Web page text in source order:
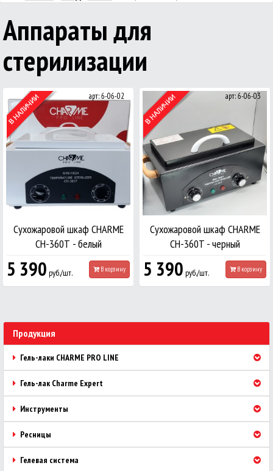
Аппараты для
стерилизации
арт: 6-06-02
Сухожаровой шкаф CHARME
СН-360Т - белый
5 390 руб./шт. В корзину
арт: 6-06-03
Сухожаровой шкаф CHARME
CH-360T - черный
5 390 руб./шт. В корзину
Продукция
Гель-лаки CHARME PRO LINE
Гель-лак Charme Expert
Инструменты
Ресницы
Гелевая система